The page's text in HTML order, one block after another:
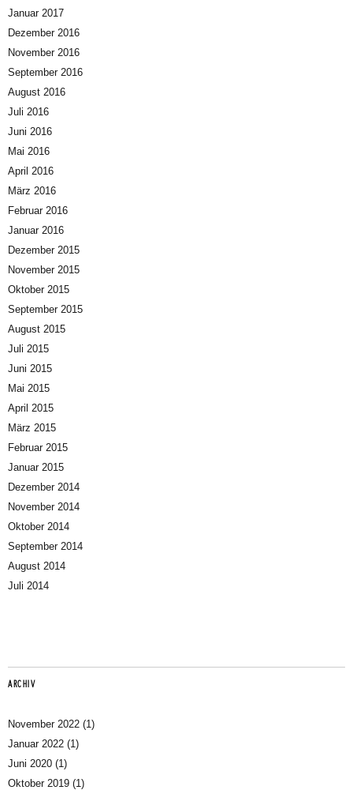
Januar 2017
Dezember 2016
November 2016
September 2016
August 2016
Juli 2016
Juni 2016
Mai 2016
April 2016
März 2016
Februar 2016
Januar 2016
Dezember 2015
November 2015
Oktober 2015
September 2015
August 2015
Juli 2015
Juni 2015
Mai 2015
April 2015
März 2015
Februar 2015
Januar 2015
Dezember 2014
November 2014
Oktober 2014
September 2014
August 2014
Juli 2014
ARCHIV
November 2022 (1)
Januar 2022 (1)
Juni 2020 (1)
Oktober 2019 (1)